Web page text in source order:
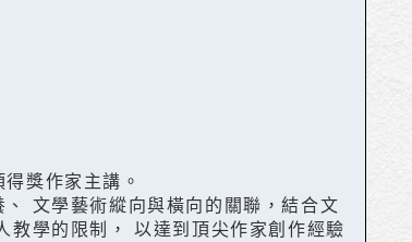
獎作家主講。
文學藝術縱向與橫向的關聯，結合文
教學的限制， 以達到頂尖作家創作經驗